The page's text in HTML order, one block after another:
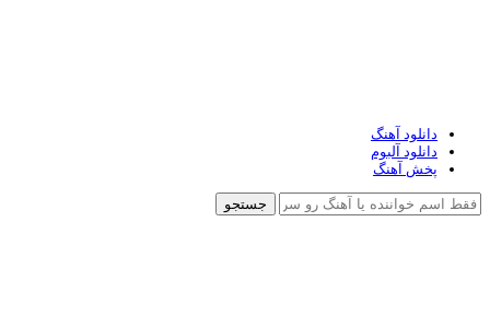
دانلود آهنگ
دانلود آلبوم
پخش آهنگ
جستجو